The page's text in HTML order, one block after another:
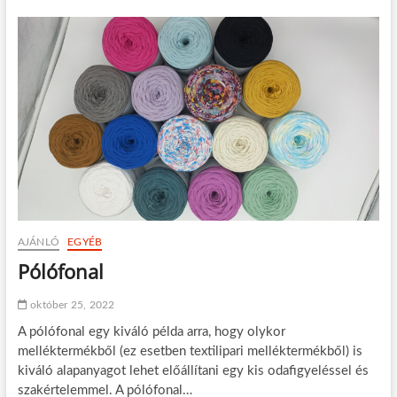
a
b
á
s
o
t
?
e
e
k
,
m
e
r
n
m
é
d
e
m
AJÁNLÓ EGYÉB
Pólófonal
október 25, 2022
A pólófonal egy kiváló példa arra, hogy olykor
melléktermékből (ez esetben textilipari melléktermékből) is
kiváló alapanyagot lehet előállítani egy kis odafigyeléssel és
szakértelemmel. A pólófonal…